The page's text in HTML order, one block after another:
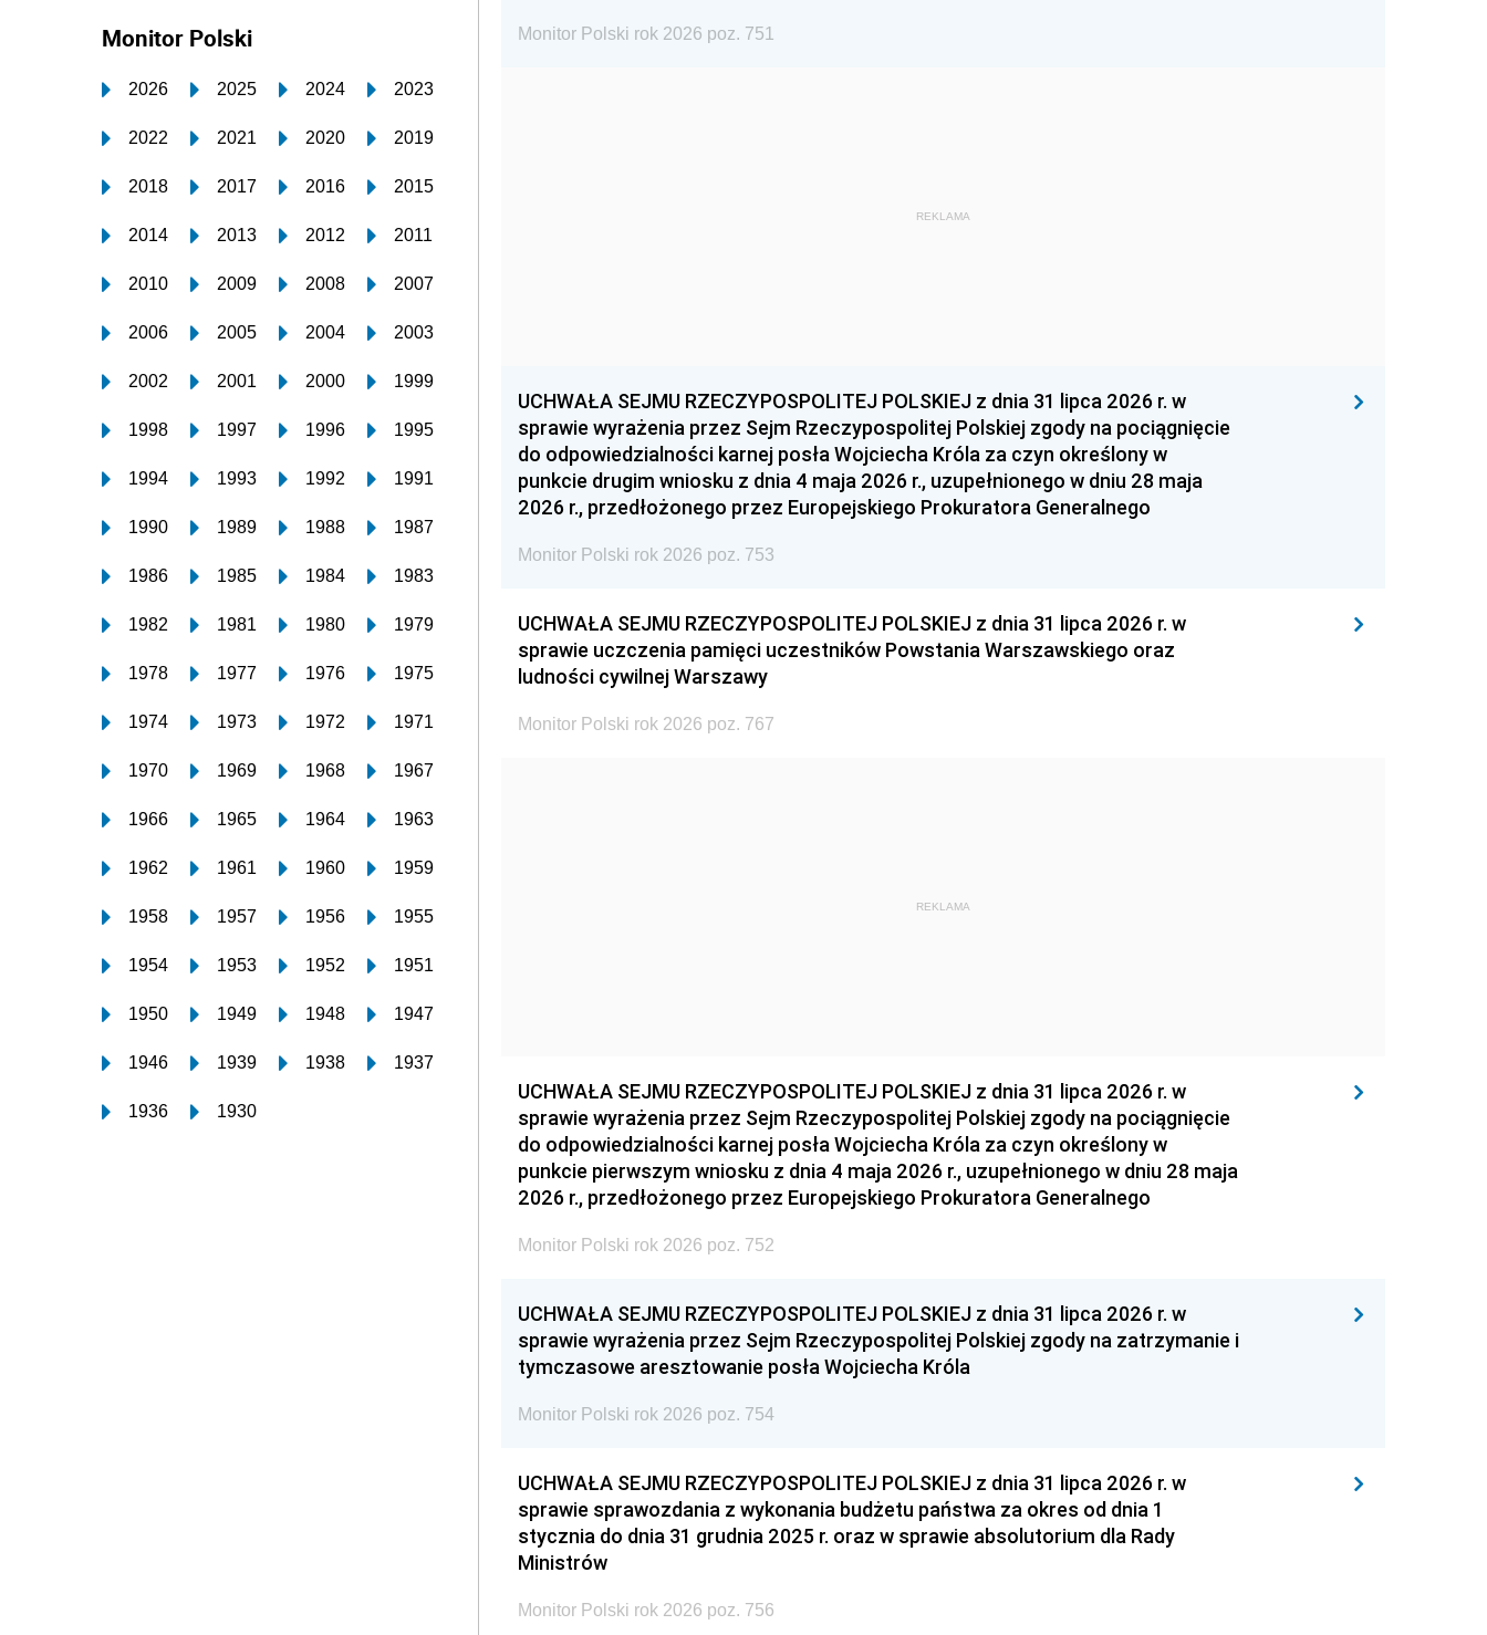
Monitor Polski
2026 2025 2024 2023
2022 2021 2020 2019
2018 2017 2016 2015
2014 2013 2012 2011
2010 2009 2008 2007
2006 2005 2004 2003
2002 2001 2000 1999
1998 1997 1996 1995
1994 1993 1992 1991
1990 1989 1988 1987
1986 1985 1984 1983
1982 1981 1980 1979
1978 1977 1976 1975
1974 1973 1972 1971
1970 1969 1968 1967
1966 1965 1964 1963
1962 1961 1960 1959
1958 1957 1956 1955
1954 1953 1952 1951
1950 1949 1948 1947
1946 1939 1938 1937
1936 1930
Monitor Polski rok 2026 poz. 751
REKLAMA
UCHWAŁA SEJMU RZECZYPOSPOLITEJ POLSKIEJ z dnia 31 lipca 2026 r. w
sprawie wyrażenia przez Sejm Rzeczypospolitej Polskiej zgody na pociągnięcie
do odpowiedzialności karnej posła Wojciecha Króla za czyn określony w
punkcie drugim wniosku z dnia 4 maja 2026 r., uzupełnionego w dniu 28 maja
2026 r., przedłożonego przez Europejskiego Prokuratora Generalnego
Monitor Polski rok 2026 poz. 753
UCHWAŁA SEJMU RZECZYPOSPOLITEJ POLSKIEJ z dnia 31 lipca 2026 r. w
sprawie uczczenia pamięci uczestników Powstania Warszawskiego oraz
ludności cywilnej Warszawy
Monitor Polski rok 2026 poz. 767
REKLAMA
UCHWAŁA SEJMU RZECZYPOSPOLITEJ POLSKIEJ z dnia 31 lipca 2026 r. w
sprawie wyrażenia przez Sejm Rzeczypospolitej Polskiej zgody na pociągnięcie
do odpowiedzialności karnej posła Wojciecha Króla za czyn określony w
punkcie pierwszym wniosku z dnia 4 maja 2026 r., uzupełnionego w dniu 28 maja
2026 r., przedłożonego przez Europejskiego Prokuratora Generalnego
Monitor Polski rok 2026 poz. 752
UCHWAŁA SEJMU RZECZYPOSPOLITEJ POLSKIEJ z dnia 31 lipca 2026 r. w
sprawie wyrażenia przez Sejm Rzeczypospolitej Polskiej zgody na zatrzymanie i
tymczasowe aresztowanie posła Wojciecha Króla
Monitor Polski rok 2026 poz. 754
UCHWAŁA SEJMU RZECZYPOSPOLITEJ POLSKIEJ z dnia 31 lipca 2026 r. w
sprawie sprawozdania z wykonania budżetu państwa za okres od dnia 1
stycznia do dnia 31 grudnia 2025 r. oraz w sprawie absolutorium dla Rady
Ministrów
Monitor Polski rok 2026 poz. 756